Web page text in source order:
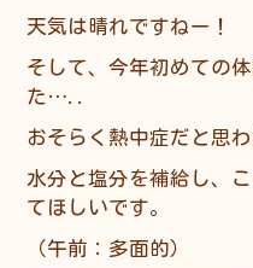
天気は晴れですねー！
そして、今年初めての
た…..
おそらく熱中症だと思わ
水分と塩分を補給し、
てほしいです。
（午前：多面的）